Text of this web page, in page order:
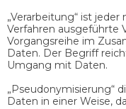
„Verarbeitung“ ist
Verfahren ausgeführte
Vorgangsreihe im
Daten. Der Begriff
Umgang mit Daten.
„Pseudonymisierung“
Daten in einer Weise,